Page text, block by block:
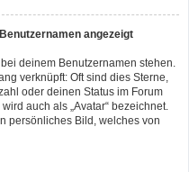
angezeigt
deinem Benutzernamen stehen.
verknüpft: Oft sind dies Sterne,
oder deinen Status im Forum
auch als „Avatar“ bezeichnet.
persönliches Bild, welches von